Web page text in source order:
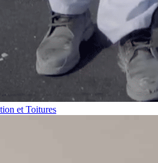
et Toitures